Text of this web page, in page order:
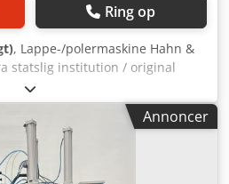
Ring op
, Lappe-/polermaskine Hahn &
statslig institution / original
400 mm - Maks. emnehøjde:
støbejernslappeskiver: 80
80-160 omdr./min -
700/1400/2800 omdr./min -
- Drejeanordning – manuel
Dcodezbz Ttepfx Andjk -
Annoncer